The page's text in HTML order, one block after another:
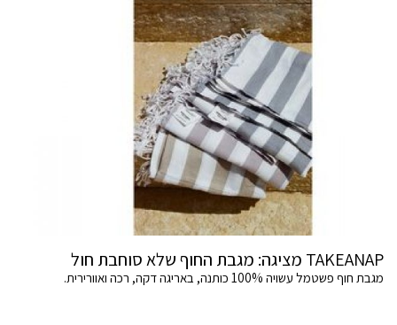
TAKEANAP מציגה: מגבת החוף שלא סוחבת חול
מגבת חוף פשטמל עשויה 100% כותנה, באריגה דקה, רכה ואוורירית.